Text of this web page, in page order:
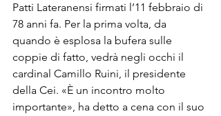
Patti Lateranensi firmati l’11 febbraio di
78 anni fa. Per la prima volta, da
quando è esplosa la bufera sulle
coppie di fatto, vedrà negli occhi il
cardinal Camillo Ruini, il presidente
della Cei. «È un incontro molto
importante», ha detto a cena con il suo